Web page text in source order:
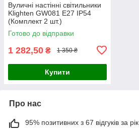
Вуличні настінні світильники
Klighten GW081 E27 IP54
(Комплект 2 шт.)
Готово до відправки
1 282,50 ₴ 1 350 ₴
Купити
Про нас
95% позитивних з 67 відгуків за рік